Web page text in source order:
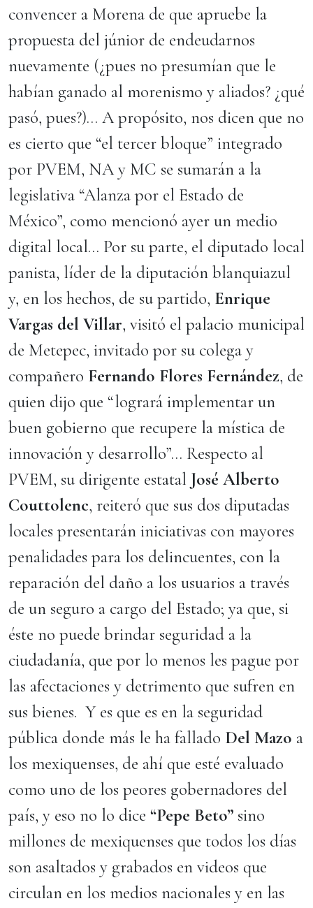
convencer a Morena de que apruebe la
propuesta del júnior de endeudarnos
nuevamente (¿pues no presumían que le
habían ganado al morenismo y aliados? ¿qué
pasó, pues?)… A propósito, nos dicen que no
es cierto que “el tercer bloque” integrado
por PVEM, NA y MC se sumarán a la
legislativa “Alanza por el Estado de
México”, como mencionó ayer un medio
digital local… Por su parte, el diputado local
panista, líder de la diputación blanquiazul
y, en los hechos, de su partido, Enrique
Vargas del Villar, visitó el palacio municipal
de Metepec, invitado por su colega y
compañero Fernando Flores Fernández, de
quien dijo que “logrará implementar un
buen gobierno que recupere la mística de
innovación y desarrollo”… Respecto al
PVEM, su dirigente estatal José Alberto
Couttolenc, reiteró que sus dos diputadas
locales presentarán iniciativas con mayores
penalidades para los delincuentes, con la
reparación del daño a los usuarios a través
de un seguro a cargo del Estado; ya que, si
éste no puede brindar seguridad a la
ciudadanía, que por lo menos les pague por
las afectaciones y detrimento que sufren en
sus bienes. Y es que es en la seguridad
pública donde más le ha fallado Del Mazo a
los mexiquenses, de ahí que esté evaluado
como uno de los peores gobernadores del
país, y eso no lo dice “Pepe Beto” sino
millones de mexiquenses que todos los días
son asaltados y grabados en videos que
circulan en los medios nacionales y en las